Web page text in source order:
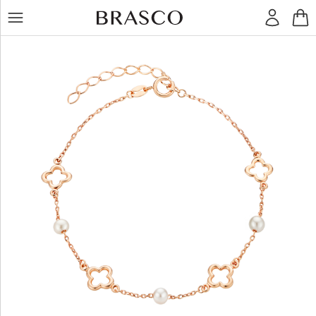
LT
Pakabukai
Apyrankės
Grandinėlės